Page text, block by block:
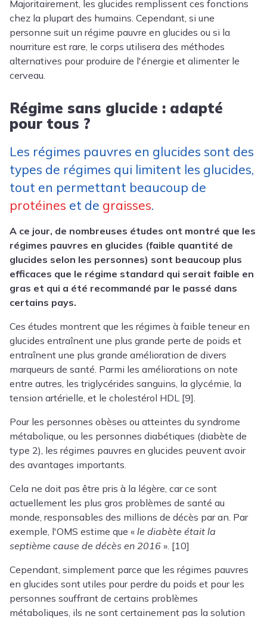
Majoritairement, les glucides remplissent ces fonctions
chez la plupart des humains. Cependant, si une
personne suit un régime pauvre en glucides ou si la
nourriture est rare, le corps utilisera des méthodes
alternatives pour produire de l'énergie et alimenter le
cerveau.
Régime sans glucide : adapté
pour tous ?
Les régimes pauvres en glucides sont des
types de régimes qui limitent les glucides,
tout en permettant beaucoup de
protéines et de graisses.
A ce jour, de nombreuses études ont montré que les
régimes pauvres en glucides (faible quantité de
glucides selon les personnes) sont beaucoup plus
efficaces que le régime standard qui serait faible en
gras et qui a été recommandé par le passé dans
certains pays.
Ces études montrent que les régimes à faible teneur en
glucides entraînent une plus grande perte de poids et
entraînent une plus grande amélioration de divers
marqueurs de santé. Parmi les améliorations on note
entre autres, les triglycérides sanguins, la glycémie, la
tension artérielle, et le cholestérol HDL [9].
Pour les personnes obèses ou atteintes du syndrome
métabolique, ou les personnes diabétiques (diabète de
type 2), les régimes pauvres en glucides peuvent avoir
des avantages importants.
Cela ne doit pas être pris à la légère, car ce sont
actuellement les plus gros problèmes de santé au
monde, responsables des millions de décès par an. Par
exemple, l'OMS estime que « le diabète était la
septième cause de décès en 2016 ». [10]
Cependant, simplement parce que les régimes pauvres
en glucides sont utiles pour perdre du poids et pour les
personnes souffrant de certains problèmes
métaboliques, ils ne sont certainement pas la solution